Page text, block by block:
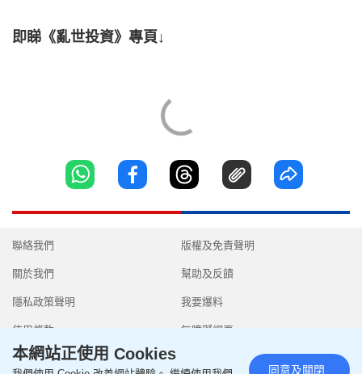
即睇《亂世投資》專頁↓
聯絡我們
關於我們
隱私政策聲明
使用條款
版權及免責聲明
幫助及反饋
我要爆料
無障礙網頁
本網站正使用 Cookies
同意及關閉